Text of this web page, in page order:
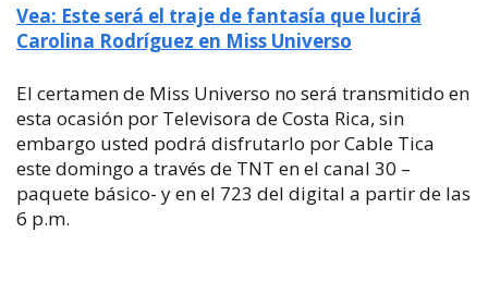
Vea: Este será el traje de fantasía que lucirá
Carolina Rodríguez en Miss Universo
El certamen de Miss Universo no será transmitido en
esta ocasión por Televisora de Costa Rica, sin
embargo usted podrá disfrutarlo por Cable Tica
este domingo a través de TNT en el canal 30 –
paquete básico- y en el 723 del digital a partir de las
6 p.m.